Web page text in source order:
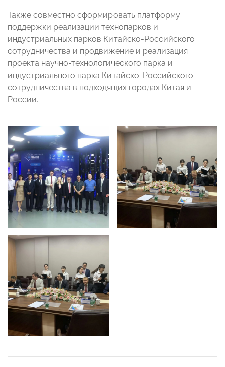
Также совместно сформировать платформу
поддержки реализации технопарков и
индустриальных парков Китайско-Российского
сотрудничества и продвижение и реализация
проекта научно-технологического парка и
индустриального парка Китайско-Российского
сотрудничества в подходящих городах Китая и
России.